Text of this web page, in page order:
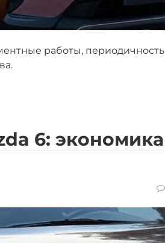
работы, периодичность
6: экономика